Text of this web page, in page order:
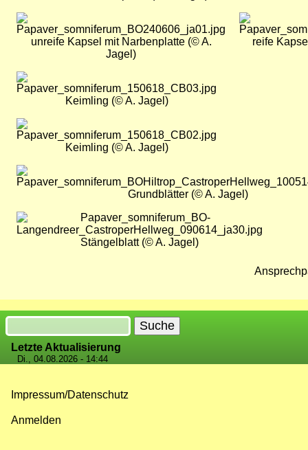
Bild
unreife Kapsel mit Narbenplatte (© A.
Jagel)
Bild
reife
Bild
Keimling (© A. Jagel)
Bild
Keimling (© A. Jagel)
Bild
Grundblätter (© A. Jagel)
Bild
Stängelblatt (© A. Jagel)
Suche
Letzte Aktualisierung
Di., 04.08.2026 - 14:44
Impressum/Datenschutz
Anmelden